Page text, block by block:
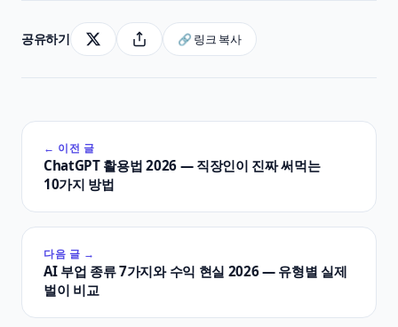
공유하기 🔗 링크 복사
← 이전 글
ChatGPT 활용법 2026 — 직장인이 진짜 써먹는
10가지 방법
다음 글 →
AI 부업 종류 7가지와 수익 현실 2026 — 유형별 실제
벌이 비교